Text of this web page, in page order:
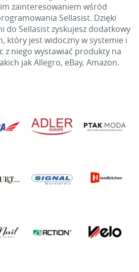
zainteresowaniem wśród
Sellasist. Dzięki
do Sellasist zyskujesz dodatkowy
który jest widoczny w systemie i
z niego wystawiać produkty na
jak Allegro, eBay, Amazon.